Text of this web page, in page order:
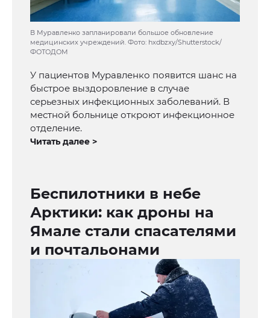
В Муравленко запланировали большое обновление
медицинских учреждений. Фото: hxdbzxy/Shutterstock/
ФОТОДОМ
У пациентов Муравленко появится шанс на
быстрое выздоровление в случае
серьезных инфекционных заболеваний. В
местной больнице откроют инфекционное
отделение.
Читать далее >
Беспилотники в небе
Арктики: как дроны на
Ямале стали спасателями
и почтальонами